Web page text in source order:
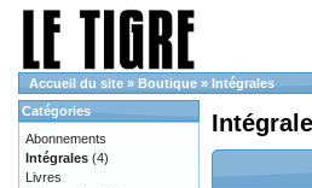
Accueil du site » Boutique » Intégrales
Catégories
Abonnements
Intégrales (4)
Livres